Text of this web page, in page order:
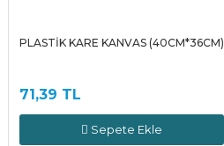
PLASTİK KARE KANVAS (40CM*36CM)
71,39 TL
Sepete Ekle